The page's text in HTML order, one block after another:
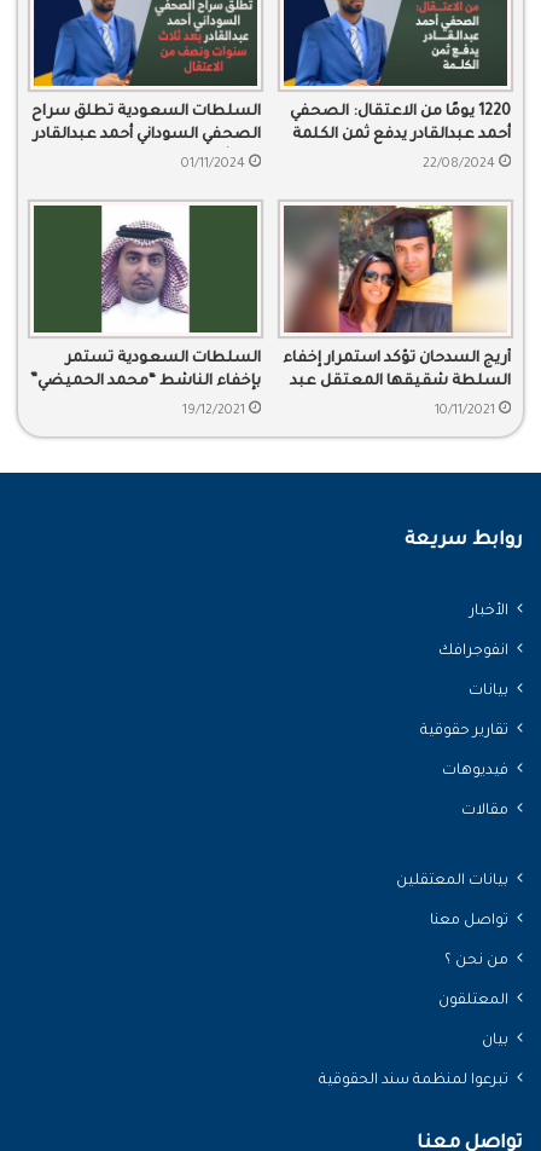
1220 يومًا من الاعتقال: الصحفي
أحمد عبدالقادر يدفع ثمن الكلمة
22/08/2024
السلطات السعودية تطلق سراح
الصحفي السوداني أحمد عبدالقادر
بعد ثلاث سنوات ونصف من
01/11/2024
أريج السدحان تؤكد استمرار إخفاء
السلطة شقيقها المعتقل عبد
الرحمن
10/11/2021
السلطات السعودية تستمر
بإخفاء الناشط “محمد الحميضي”
في معتقلاتها
19/12/2021
روابط سريعة
الأخبار
انفوجرافك
بيانات
تقارير حقوقية
فيديوهات
مقالات
بيانات المعتقلين
تواصل معنا
من نحن ؟
المعتلقون
بيان
تبرعوا لمنظمة سند الحقوقية
تواصل معنا